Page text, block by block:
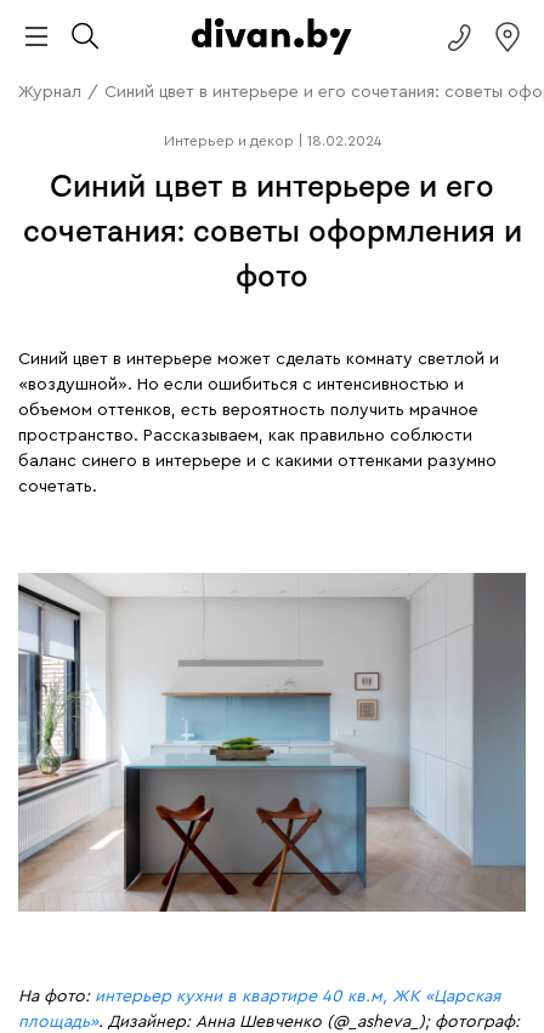
Журнал / Синий цвет в интерьере и его сочетания: советы
Интерьер и декор 18.02.2024
Синий цвет в интерьере и его
сочетания: советы оформления и
фото
Синий цвет в интерьере может сделать комнату светлой и
«воздушной». Но если ошибиться с интенсивностью и
объемом оттенков, есть вероятность получить мрачное
пространство. Рассказываем, как правильно соблюсти
баланс синего в интерьере и с какими оттенками разумно
сочетать.
На фото: интерьер кухни в квартире 40 кв.м, ЖК «Царская
площадь». Дизайнер: Анна Шевченко (@_asheva_); фотограф: